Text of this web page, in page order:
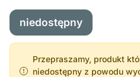
niedostępny
Przepraszamy, produkt
niedostępny z powodu